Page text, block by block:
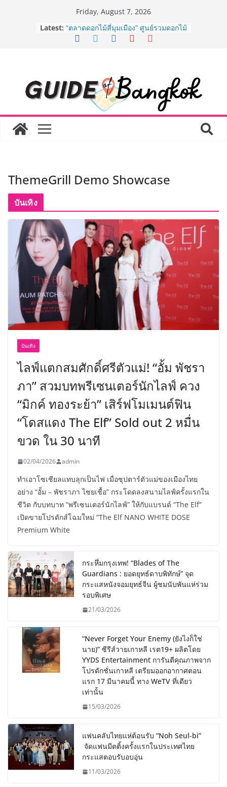
Friday, August 7, 2026
Latest: “ตลาดดอกไม้สี่มุมเมือง” ศูนย์รวมดอกไม้
สด ดอกไม้ประดิษฐ์ พวงมาลัย และสังฆ
ครั้งแรกของไทย ส่งอุปกรณ์วิทยาศาสตร์
“CE-7 MATCH” ฝีมือคนไทย ร่วมภารกิจ
สำรวจดวงจันทร์ 24 สิงหาคมนี้
8.8 “ซูเลียน” รวมพลังนักธุรกิจทั่ว
ประเทศ จัดประชุมใหญ่แห่งปี พบ CEO
ราชวงศ์” พุ่งทะยานสู่น่านฟ้า
ระดับผลิตภัณฑ์ท้องถิ่นสู่ตลาดเชิง
พาณิชย์อย่างยั่งยืน
ThemeGrill Demo Showcase
บันเทิง
บันเทิง
ไลฟ์แตกสมศักดิ์ศรีตัวแม่! “อั้ม พัชรา
ภา” สวมบทพรีเซนเตอร์นักไลฟ์ ควง
“มิกค์ ทองระย้า” เสิร์ฟโมเมนต์ฟิน
“โดสแดง The Elf” Sold out 2 หมื่น
ขวด ใน 30 นาที
02/04/2026 admin
ทำเอาโซเชียลแทบลุกเป็นไฟ เมื่อซุปตาร์ตัวแม่ของเมืองไทย
อย่าง “อั้ม – พัชราภา ไชยเชื้อ” กระโดดลงสนามไลฟ์ครั้งแรกใน
ชีวิต กับบทบาท “พรีเซนเตอร์นักไลฟ์” ให้กับแบรนด์ “The Elf”
เปิดขายโปรดักส์โฉมใหม่ “The Elf NANO WHITE DOSE
Premium White
กระหึ่มกรุงเทพ! “Blades of The
Guardians : ยอดยุทธ์ดาบพิทักษ์” จุด
กระแสหนังจอมยุทธ์จีน ผู้ชมนับพันแห่ร่วม
รอบพิเศษ
21/03/2026
“Never Forget Your Enemy (ยังไงก็ใช่
นาย)” ซีรีส์วายเกาหลี เรต19+ ผลิตโดย
YYDS Entertainment การันตีคุณภาพจาก
โปรดักชั่นเกาหลี เตรียมออกอากาศตอน
แรก 17 มีนาคมนี้ ทาง WeTV ที่เดียว
เท่านั้น
15/03/2026
แฟนคลับไทยแห่ต้อนรับ “Noh Seul-bi”
จัดแฟนมีตติ้งครั้งแรกในประเทศไทย
กระแสตอบรับอบอุ่น
11/03/2026